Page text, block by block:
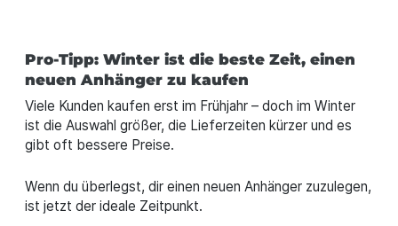
Pro-Tipp: Winter ist die beste Zeit, einen
neuen Anhänger zu kaufen
Viele Kunden kaufen erst im Frühjahr – doch im Winter
ist die Auswahl größer, die Lieferzeiten kürzer und es
gibt oft bessere Preise.
Wenn du überlegst, dir einen neuen Anhänger zuzulegen,
ist jetzt der ideale Zeitpunkt.